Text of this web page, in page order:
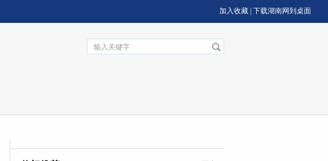
加入收藏 下载湖南网到桌面